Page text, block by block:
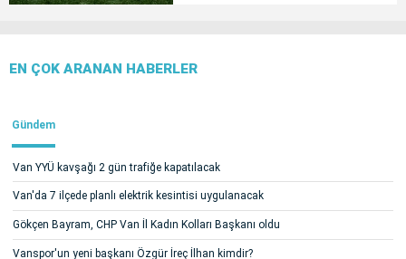
EN ÇOK ARANAN HABERLER
Gündem
Van YYÜ kavşağı 2 gün trafiğe kapatılacak
Van'da 7 ilçede planlı elektrik kesintisi uygulanacak
Gökçen Bayram, CHP Van İl Kadın Kolları Başkanı oldu
Vanspor'un yeni başkanı Özgür İreç İlhan kimdir?